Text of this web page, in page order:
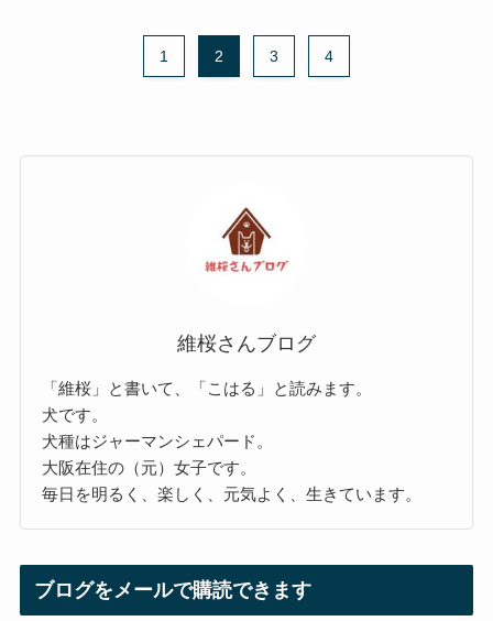
1 2 3 4
維桜さんブログ
「維桜」と書いて、「こはる」と読みます。
犬です。
犬種はジャーマンシェパード。
大阪在住の（元）女子です。
毎日を明るく、楽しく、元気よく、生きています。
ブログをメールで購読できます